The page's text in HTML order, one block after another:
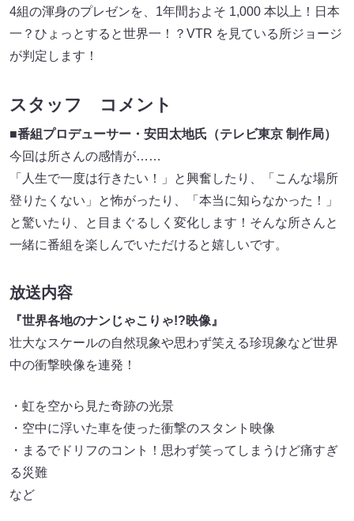
4組の渾身のプレゼンを、1年間およそ 1,000 本以上！日本
一？ひょっとすると世界一！？VTR を見ている所ジョージ
が判定します！
スタッフ コメント
■番組プロデューサー・安田太地氏（テレビ東京 制作局）
今回は所さんの感情が……
「人生で一度は行きたい！」と興奮したり、「こんな場所
登りたくない」と怖がったり、「本当に知らなかった！」
と驚いたり、と目まぐるしく変化します！そんな所さんと
一緒に番組を楽しんでいただけると嬉しいです。
放送内容
『世界各地のナンじゃこりゃ!?映像』
壮大なスケールの自然現象や思わず笑える珍現象など世界
中の衝撃映像を連発！
・虹を空から見た奇跡の光景
・空中に浮いた車を使った衝撃のスタント映像
・まるでドリフのコント！思わず笑ってしまうけど痛すぎ
る災難
など